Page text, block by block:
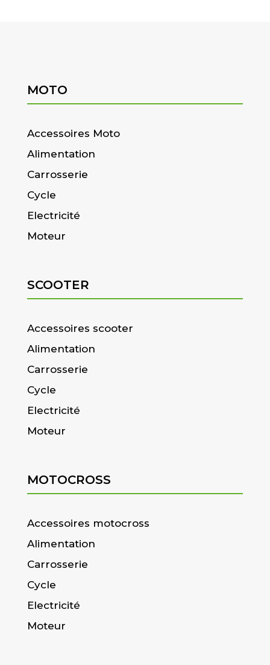
MOTO
Accessoires Moto
Alimentation
Carrosserie
Cycle
Electricité
Moteur
SCOOTER
Accessoires scooter
Alimentation
Carrosserie
Cycle
Electricité
Moteur
MOTOCROSS
Accessoires motocross
Alimentation
Carrosserie
Cycle
Electricité
Moteur